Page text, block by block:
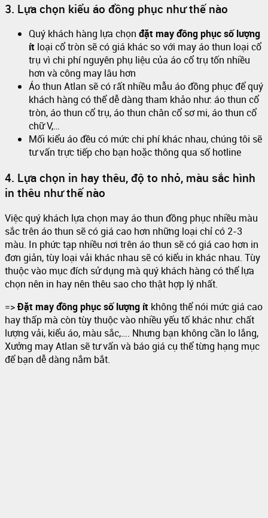
3. Lựa chọn kiểu áo đồng phục như thế nào
Quý khách hàng lựa chọn đặt may đồng phục số lượng
ít loại cổ tròn sẽ có giá khác so với may áo thun loại cổ
trụ vì chi phí nguyên phụ liệu của áo cổ trụ tốn nhiều
hơn và công may lâu hơn
Áo thun Atlan sẽ có rất nhiều mẫu áo đồng phục để quý
khách hàng có thể dễ dàng tham khảo như: áo thun cổ
tròn, áo thun cổ trụ, áo thun chân cổ sơ mi, áo thun cổ
chữ V,…
Mối kiểu áo đều có mức chi phí khác nhau, chúng tôi sẽ
tư vấn trực tiếp cho bạn hoặc thông qua số hotline
4. Lựa chọn in hay thêu, độ to nhỏ, màu sắc hình
in thêu như thế nào
Việc quý khách lựa chọn may áo thun đồng phục nhiều màu
sắc trên áo thun sẽ có giá cao hơn những loại chỉ có 2-3
màu. In phức tạp nhiều nơi trên áo thun sẽ có giá cao hơn in
đơn giản, tùy loại vải khác nhau sẽ có kiểu in khác nhau. Tùy
thuộc vào mục đích sử dụng mà quý khách hàng có thể lựa
chọn nên in hay nên thêu sao cho thật hợp lý nhất.
=>Đặt may đồng phục số lượng ít không thể nói mức giá cao
hay thấp mà còn tùy thuộc vào nhiều yếu tố khác như: chất
lượng vải, kiểu áo, màu sắc,…. Nhưng bạn không cần lo lắng,
Xưởng may Atlan sẽ tư vấn và báo giá cụ thể từng hạng mục
để bạn dễ dàng nắm bắt.